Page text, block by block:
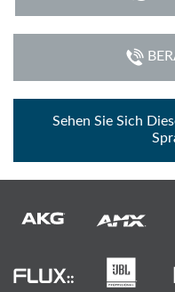
Sehen Sie Sich